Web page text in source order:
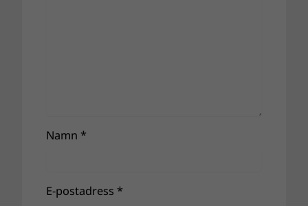
Namn *
E-postadress *